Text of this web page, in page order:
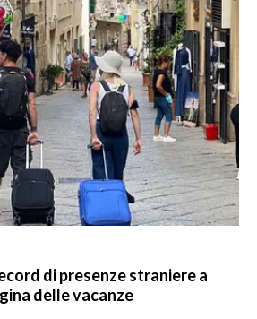
di presenze straniere a
delle vacanze